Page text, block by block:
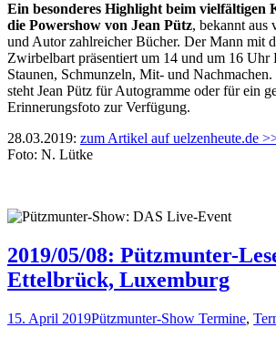
Ein besonderes Highlight beim vielfältigen
die Powershow von Jean Pütz, bekannt aus
und Autor zahlreicher Bücher. Der Mann mit
Zwirbelbart präsentiert um 14 und um 16 Uhr
Staunen, Schmunzeln, Mit- und
steht Jean Pütz für Autogramme oder für ein
Erinnerungsfoto zur Verfügung.
28.03.2019: zum Artikel auf uelzenheute.de
Foto: N. Lütke
2019/05/08: Pützmunter-
Ettelbrück, Luxemburg
15. April 2019Pützmunter-Show Termine,